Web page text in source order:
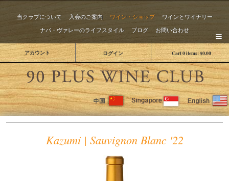
当クラブについて 入会のご案内 ワイン・ショップ
ワインとワイナリー
ナパ・ヴァレーのライフスタイル
ブログ お問い合わせ
Cart0items:$0.00
アカウント ログイン
The
Kazumi | Sauvignon Blanc '22